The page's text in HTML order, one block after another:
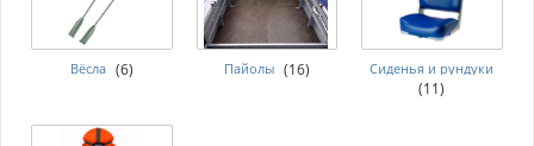
Вёсла (6) Пайолы (16) Сиденья и рундуки
(11)